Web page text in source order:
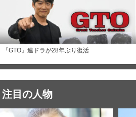
『GTO』連ドラが28年ぶり復活
注目の人物